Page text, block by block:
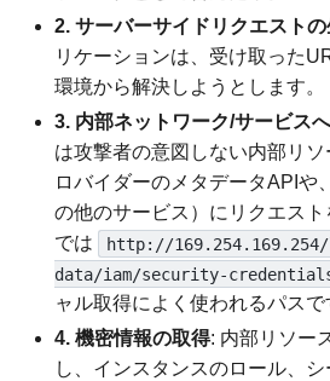
2. サーバーサイドリクエスト
リケーションは、受け取った
環境から解決しようとします。
3. 内部ネットワーク/サービス
は攻撃者の意図しない内部リ
ロバイダーのメタデータAPIや
の他のサービス）にリクエス
では
http://
data/iam/security-
ャル取得によく使われるパスで
4. 機密情報の取得: 内部リソー
し、インスタンスのロール、